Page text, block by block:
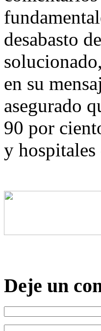
desabasto
en su
asegurado
90 por
y hospitales
Deje un